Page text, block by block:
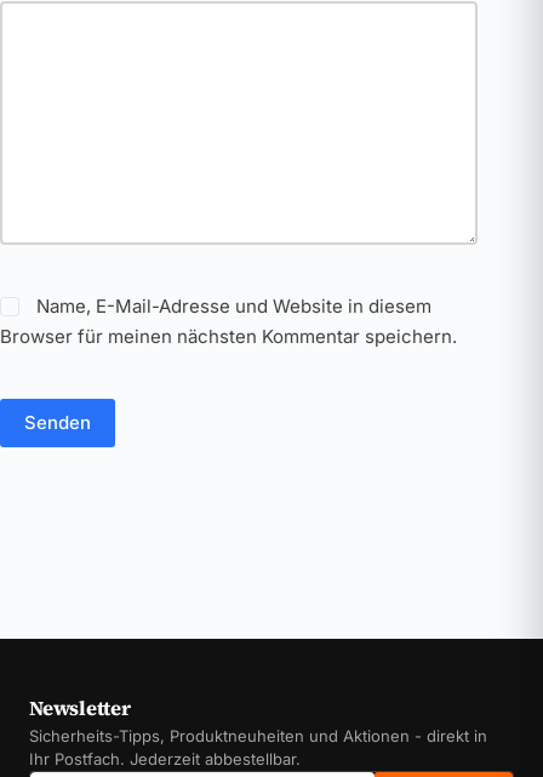
Name, E-Mail-Adresse und Website in diesem
Browser für meinen nächsten Kommentar speichern.
Senden
Newsletter
Sicherheits-Tipps, Produktneuheiten und Aktionen - direkt in
Ihr Postfach. Jederzeit abbestellbar.